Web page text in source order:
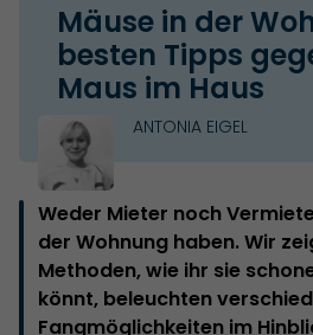
Mäuse in der
besten Tipps
Maus im Haus
ANTONIA EIGEL
Weder Mieter noch
der Wohnung haben. Wir
Methoden, wie ihr sie
könnt, beleuchten
Fangmöglichkeiten im